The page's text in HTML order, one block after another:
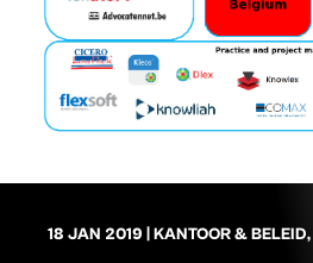
18 JAN 2019 KANTOOR & BELEID,